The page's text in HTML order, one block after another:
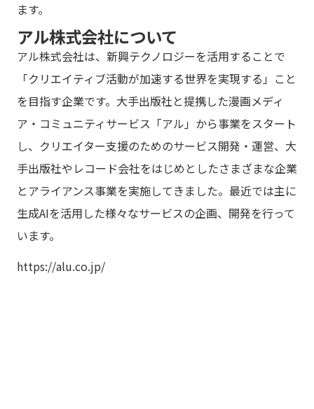
ます。
アル株式会社について
アル株式会社は、新興テクノロジーを活用することで
「クリエイティブ活動が加速する世界を実現する」こと
を目指す企業です。大手出版社と提携した漫画メディ
ア・コミュニティサービス「アル」から事業をスタート
し、クリエイター支援のためのサービス開発・運営、大
手出版社やレコード会社をはじめとしたさまざまな企業
とアライアンス事業を実施してきました。最近では主に
生成AIを活用した様々なサービスの企画、開発を行って
います。
https://alu.co.jp/